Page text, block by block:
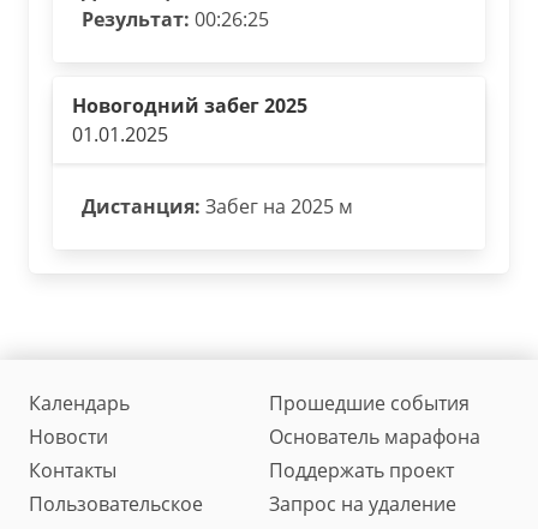
Результат: 00:26:25
Новогодний забег 2025
01.01.2025
Дистанция: Забег на 2025 м
Календарь
Прошедшие события
Новости
Основатель марафона
Контакты
Поддержать проект
Пользовательское
Запрос на удаление